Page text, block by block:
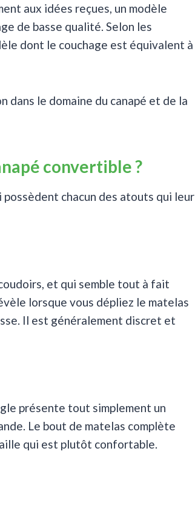
aux idées reçues, un modèle
de basse qualité. Selon les
dont le couchage est équivalent à
dans le domaine du canapé et de la
convertible ?
chacun des atouts qui leur
et qui semble tout à fait
lorsque vous dépliez le matelas
Il est généralement discret et
présente tout simplement un
Le bout de matelas complète
qui est plutôt confortable.